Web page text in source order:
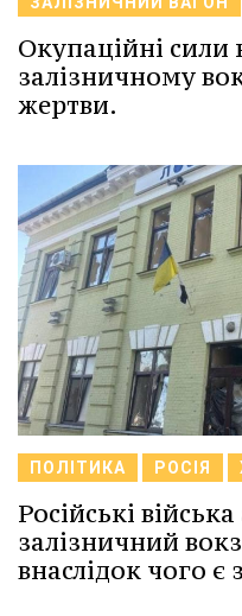
Окупаційні сили
залізничному
жертви.
ПОЛІТИКА РОСІЯ
Російські
залізничний
внаслідок чого є